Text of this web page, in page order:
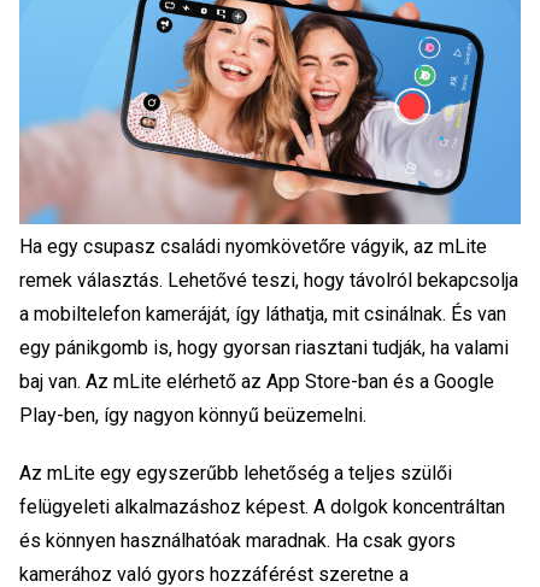
Ha egy csupasz családi nyomkövetőre vágyik, az mLite
remek választás. Lehetővé teszi, hogy távolról bekapcsolja
a mobiltelefon kameráját, így láthatja, mit csinálnak. És van
egy pánikgomb is, hogy gyorsan riasztani tudják, ha valami
baj van. Az mLite elérhető az App Store-ban és a Google
Play-ben, így nagyon könnyű beüzemelni.
Az mLite egy egyszerűbb lehetőség a teljes szülői
felügyeleti alkalmazáshoz képest. A dolgok koncentráltan
és könnyen használhatóak maradnak. Ha csak gyors
kamerához való gyors hozzáférést szeretne a